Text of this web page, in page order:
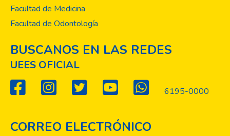
Facultad de Medicina
Facultad de Odontología
BUSCANOS EN LAS REDES
UEES OFICIAL
6195-0000
CORREO ELECTRÓNICO